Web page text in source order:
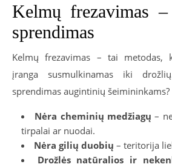
Kelmų frezavimas –
sprendimas
Kelmų frezavimas – tai metodas,
įranga susmulkinamas iki
sprendimas augintinių šeimininkams?
Nėra cheminių medžiagų –
tirpalai ar nuodai.
Nėra gilių duobių – teritorija
Drožlės natūralios ir